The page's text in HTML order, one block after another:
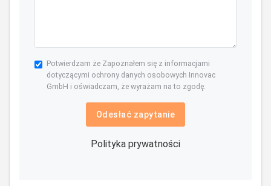
Potwierdzam że Zapoznałem się z informacjami
dotyczącymi ochrony danych osobowych Innovac
GmbH i oświadczam, że wyrażam na to zgodę.
Odesłać zapytanie
Polityka prywatności